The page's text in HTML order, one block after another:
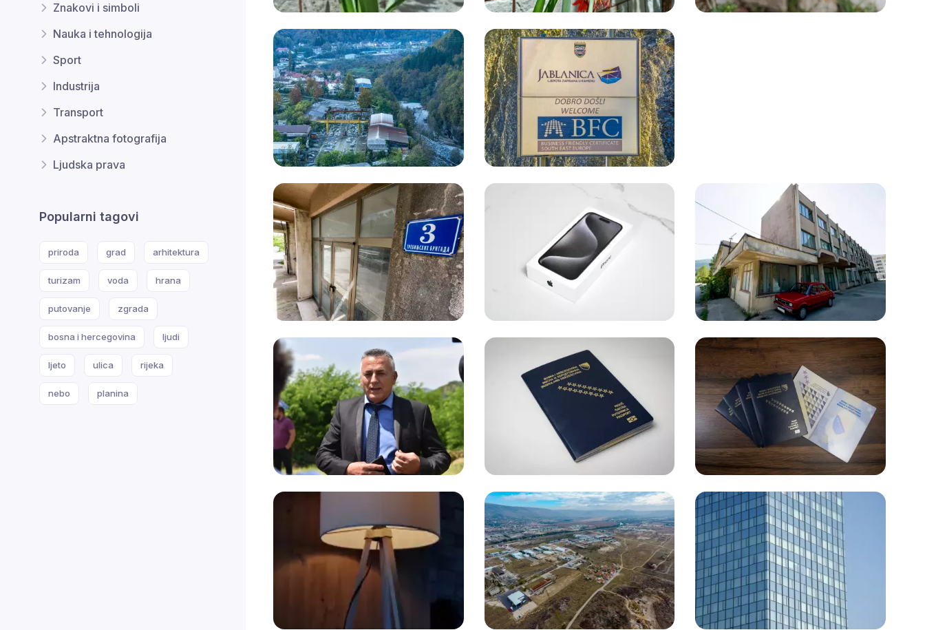
Znakovi i simboli
Nauka i tehnologija
Sport
Industrija
Transport
Apstraktna fotografija
Ljudska prava
Popularni tagovi
priroda grad arhitektura
turizam voda hrana
putovanje zgrada
bosna i hercegovina ljudi
ljeto ulica rijeka
nebo planina